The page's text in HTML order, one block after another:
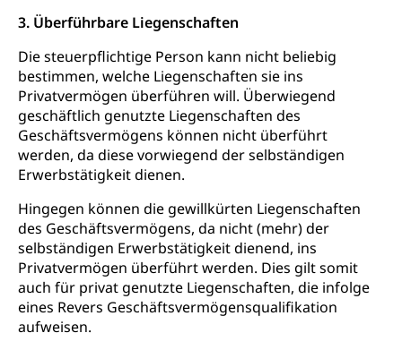
3. Überführbare Liegenschaften
Die steuerpflichtige Person kann nicht beliebig
bestimmen, welche Liegenschaften sie ins
Privatvermögen überführen will. Überwiegend
geschäftlich genutzte Liegenschaften des
Geschäftsvermögens können nicht überführt
werden, da diese vorwiegend der selbständigen
Erwerbstätigkeit dienen.
Hingegen können die gewillkürten Liegenschaften
des Geschäftsvermögens, da nicht (mehr) der
selbständigen Erwerbstätigkeit dienend, ins
Privatvermögen überführt werden. Dies gilt somit
auch für privat genutzte Liegenschaften, die infolge
eines Revers Geschäftsvermögensqualifikation
aufweisen.